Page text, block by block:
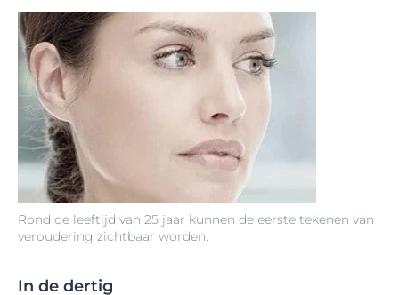
Rond de leeftijd van 25 jaar kunnen de eerste tekenen van
veroudering zichtbaar worden.
In de dertig